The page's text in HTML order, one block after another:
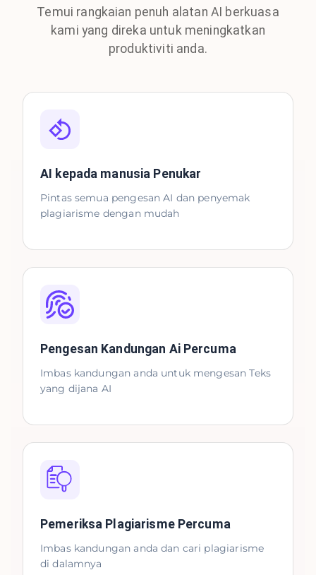
Temui rangkaian penuh alatan AI berkuasa
kami yang direka untuk meningkatkan
produktiviti anda.
AI kepada manusia Penukar
Pintas semua pengesan AI dan penyemak
plagiarisme dengan mudah
Pengesan Kandungan Ai Percuma
Imbas kandungan anda untuk mengesan Teks
yang dijana AI
Pemeriksa Plagiarisme Percuma
Imbas kandungan anda dan cari plagiarisme
di dalamnya